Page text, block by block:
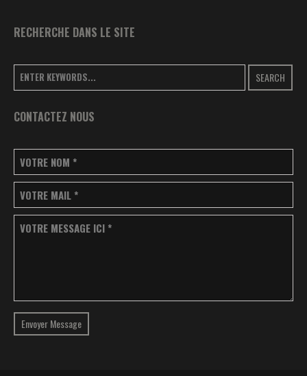
RECHERCHE DANS LE SITE
SEARCH
CONTACTEZ NOUS
VOTRE NOM *
VOTRE MAIL *
VOTRE MESSAGE ICI *
Envoyer Message